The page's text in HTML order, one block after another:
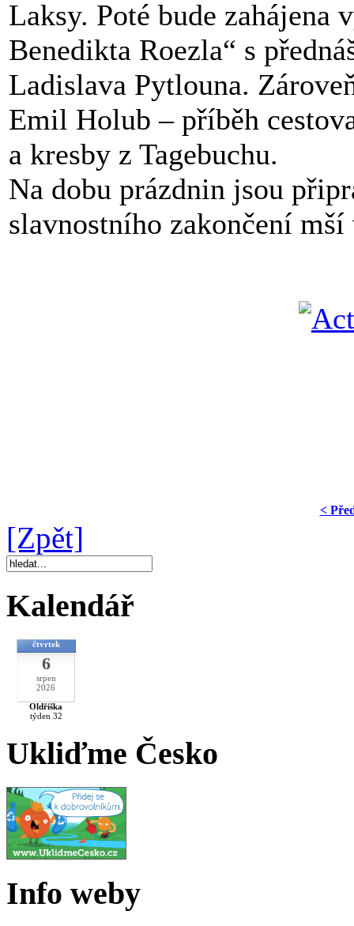
Laksy. Poté bude zahájena
Benedikta Roezla“ s
Ladislava Pytlouna.
Emil Holub – příběh
a kresby z Tagebuchu.
Na dobu prázdnin jsou
slavnostního zakončení
<
[Zpět]
Kalendář
čtvrtek
6
srpen
2026
Oldřiška
týden 32
Ukliďme Česko
Info weby